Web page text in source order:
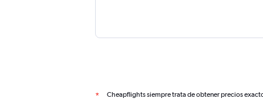
* Cheapflights siempre trata de obtener precios